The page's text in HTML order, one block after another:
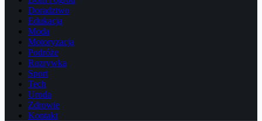
Doradztwo
Edukacja
Moda
Motoryzacja
Podróże
Rozrywka
Sport
Tech
Uroda
Zdrowie
Kontakt